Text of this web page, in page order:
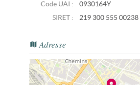
Code UAI :
0930164Y
SIRET :
219 300 555 00238
Adresse